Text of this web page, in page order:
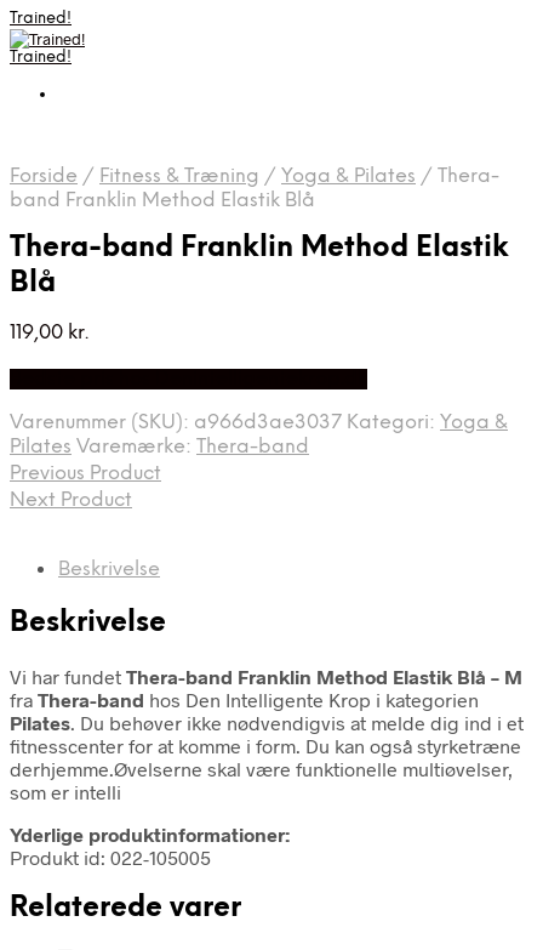
Trained!
Trained!
Forside / Fitness & Træning / Yoga & Pilates / Thera-
band Franklin Method Elastik Blå
Thera-band Franklin Method Elastik
Blå
119,00 kr.
Varenummer (SKU): a966d3ae3037 Kategori: Yoga &
Pilates Varemærke: Thera-band
Previous Product
Next Product
Beskrivelse
Beskrivelse
Vi har fundet Thera-band Franklin Method Elastik Blå – M
fra Thera-band hos Den Intelligente Krop i kategorien
Pilates. Du behøver ikke nødvendigvis at melde dig ind i et
fitnesscenter for at komme i form. Du kan også styrketræne
derhjemme.Øvelserne skal være funktionelle multiøvelser,
som er intelli
Yderlige produktinformationer:
Produkt id: 022-105005
Relaterede varer